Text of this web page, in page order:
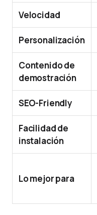
Velocidad
Personalización
Contenido de
demostración
SEO-Friendly
Facilidad de
instalación
Lo mejor para